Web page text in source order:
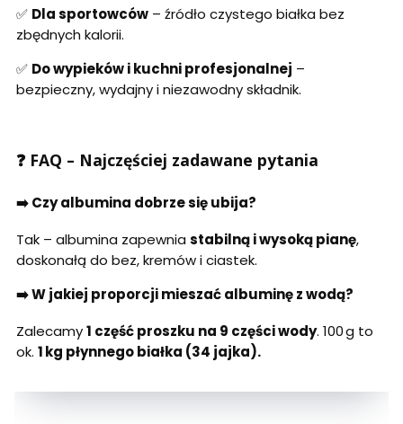
✅ Dla sportowców – źródło czystego białka bez
zbędnych kalorii.
✅ Do wypieków i kuchni profesjonalnej –
bezpieczny, wydajny i niezawodny składnik.
❓ FAQ – Najczęściej zadawane pytania
➡️ Czy albumina dobrze się ubija?
Tak – albumina zapewnia stabilną i wysoką pianę,
doskonałą do bez, kremów i ciastek.
➡️ W jakiej proporcji mieszać albuminę z wodą?
Zalecamy1 część proszku na 9 części wody. 100 g to
ok. 1 kg płynnego białka (34 jajka).